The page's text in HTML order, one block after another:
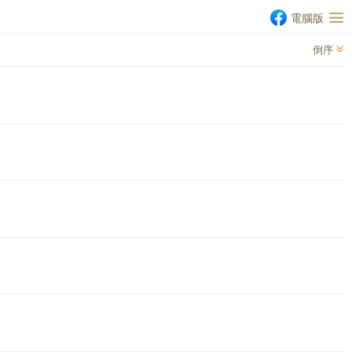
電腦版
倒序